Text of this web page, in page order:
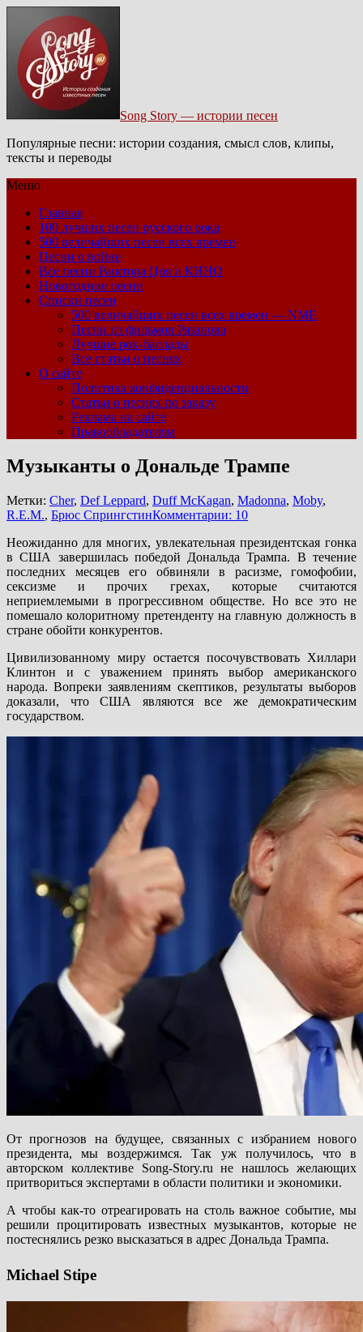
Song Story — истории песен
Популярные песни: истории создания, смысл слов, клипы,
тексты и переводы
Меню
Главная
100 лучших песен русского рока
500 величайших песен всех времен
Песни о войне
Все песни Виктора Цоя и КИНО
Новогодние песни
Списки песен
500 величайших песен всех времен — NME
Песни из фильмов Рязанова
Лучшие рок-баллады
Все статьи о песнях
О сайте
Политика конфиденциальности
Статьи о песнях по заказу
Реклама на сайте
Правообладателям
Музыканты о Дональде Трампе
Метки: Cher, Def Leppard, Duff McKagan, Madonna, Moby,
R.E.M., Брюс СпрингстинКомментарии: 10
Неожиданно для многих, увлекательная президентская гонка
в США завершилась победой Дональда Трампа. В течение
последних месяцев его обвиняли в расизме, гомофобии,
сексизме и прочих грехах, которые считаются
неприемлемыми в прогрессивном обществе. Но все это не
помешало колоритному претенденту на главную должность в
стране обойти конкурентов.
Цивилизованному миру остается посочувствовать Хиллари
Клинтон и с уважением принять выбор американского
народа. Вопреки заявлениям скептиков, результаты выборов
доказали, что США являются все же демократическим
государством.
От прогнозов на будущее, связанных с избранием нового
президента, мы воздержимся. Так уж получилось, что в
авторском коллективе Song-Story.ru не нашлось желающих
притвориться экспертами в области политики и экономики.
А чтобы как-то отреагировать на столь важное событие, мы
решили процитировать известных музыкантов, которые не
постеснялись резко высказаться в адрес Дональда Трампа.
Michael Stipe